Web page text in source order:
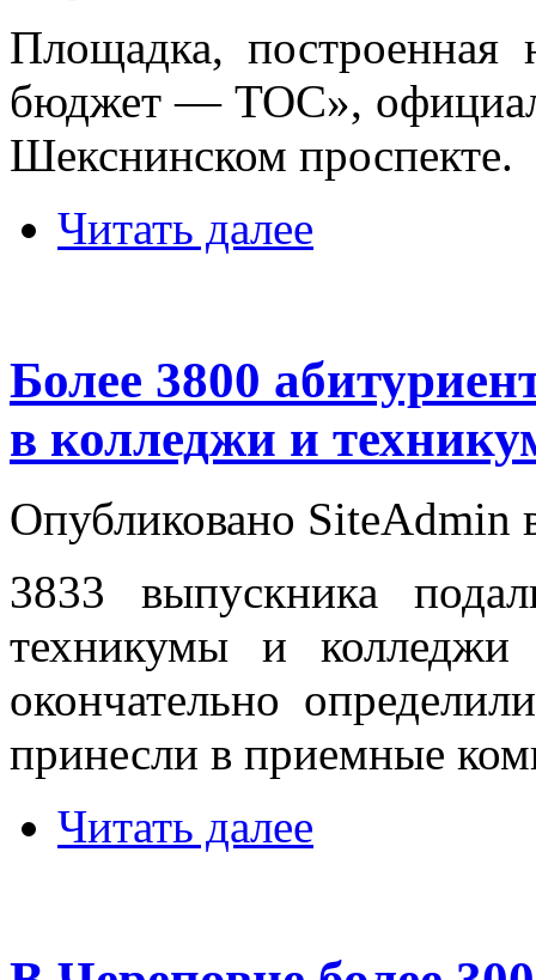
Площадка, построенная
бюджет — ТОС»,
Шекснинском проспекте.
Читать далее
Более 3800
в колледжи и
Опубликовано
3833 выпускника
техникумы и
окончательно
принесли в приемные
Читать далее